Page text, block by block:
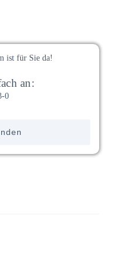
ist für Sie da!
an:
0